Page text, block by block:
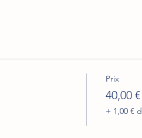
Prix
40,00 €
+ 1,00 €